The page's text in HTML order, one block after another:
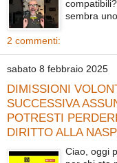
sembra
2 commenti:
sabato 8 febbraio 2025
DIMISSIONI
SUCCESSIVA
POTRESTI
DIRITTO ALLA
Ciao, oggi